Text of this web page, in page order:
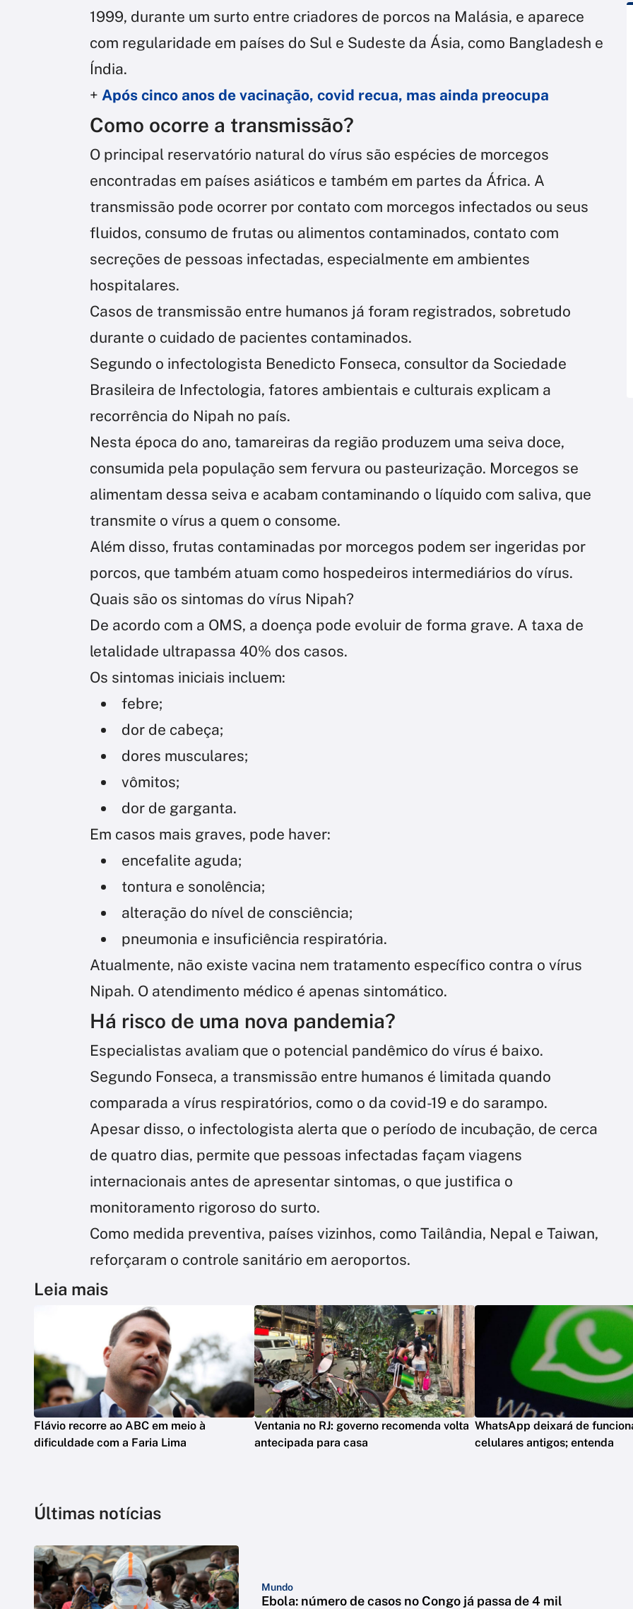
1999, durante um surto entre criadores de porcos na Malásia, e aparece
com regularidade em países do Sul e Sudeste da Ásia, como Bangladesh e
Índia.
+ Após cinco anos de vacinação, covid recua, mas ainda preocupa
Como ocorre a transmissão?
O principal reservatório natural do vírus são espécies de morcegos
encontradas em países asiáticos e também em partes da África. A
transmissão pode ocorrer por contato com morcegos infectados ou seus
fluidos, consumo de frutas ou alimentos contaminados, contato com
secreções de pessoas infectadas, especialmente em ambientes
hospitalares.
Casos de transmissão entre humanos já foram registrados, sobretudo
durante o cuidado de pacientes contaminados.
Segundo o infectologista Benedicto Fonseca, consultor da Sociedade
Brasileira de Infectologia, fatores ambientais e culturais explicam a
recorrência do Nipah no país.
Nesta época do ano, tamareiras da região produzem uma seiva doce,
consumida pela população sem fervura ou pasteurização. Morcegos se
alimentam dessa seiva e acabam contaminando o líquido com saliva, que
transmite o vírus a quem o consome.
Além disso, frutas contaminadas por morcegos podem ser ingeridas por
porcos, que também atuam como hospedeiros intermediários do vírus.
Quais são os sintomas do vírus Nipah?
De acordo com a OMS, a doença pode evoluir de forma grave. A taxa de
letalidade ultrapassa 40% dos casos.
Os sintomas iniciais incluem:
febre;
dor de cabeça;
dores musculares;
vômitos;
dor de garganta.
Em casos mais graves, pode haver:
encefalite aguda;
tontura e sonolência;
alteração do nível de consciência;
pneumonia e insuficiência respiratória.
Atualmente, não existe vacina nem tratamento específico contra o vírus
Nipah. O atendimento médico é apenas sintomático.
Há risco de uma nova pandemia?
Especialistas avaliam que o potencial pandêmico do vírus é baixo.
Segundo Fonseca, a transmissão entre humanos é limitada quando
comparada a vírus respiratórios, como o da covid-19 e do sarampo.
Apesar disso, o infectologista alerta que o período de incubação, de cerca
de quatro dias, permite que pessoas infectadas façam viagens
internacionais antes de apresentar sintomas, o que justifica o
monitoramento rigoroso do surto.
Como medida preventiva, países vizinhos, como Tailândia, Nepal e Taiwan,
reforçaram o controle sanitário em aeroportos.
Leia mais
Flávio recorre ao ABC em meio à
dificuldade com a Faria Lima
Ventania no RJ: governo recomenda volta
antecipada para casa
WhatsApp deixará de
celulares antigos; entenda
Últimas notícias
Mundo
Ebola: número de casos no Congo já passa de 4 mil